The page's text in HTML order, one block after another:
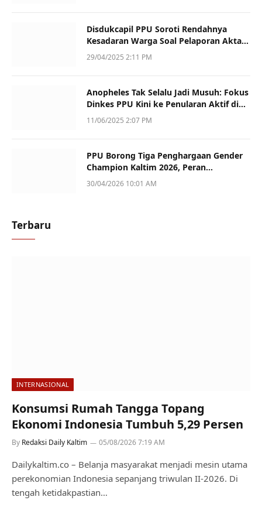
Disdukcapil PPU Soroti Rendahnya
Kesadaran Warga Soal Pelaporan Akta
Kematian
29/04/2025 2:11 PM
Anopheles Tak Selalu Jadi Musuh: Fokus
Dinkes PPU Kini ke Penularan Aktif di
Sotek
11/06/2025 2:07 PM
PPU Borong Tiga Penghargaan Gender
Champion Kaltim 2026, Peran
Perempuan Jadi Sorotan
30/04/2026 10:01 AM
Terbaru
INTERNASIONAL
Konsumsi Rumah Tangga Topang
Ekonomi Indonesia Tumbuh 5,29 Persen
By Redaksi Daily Kaltim 05/08/2026 7:19 AM
Dailykaltim.co – Belanja masyarakat menjadi mesin utama
perekonomian Indonesia sepanjang triwulan II-2026. Di
tengah ketidakpastian…